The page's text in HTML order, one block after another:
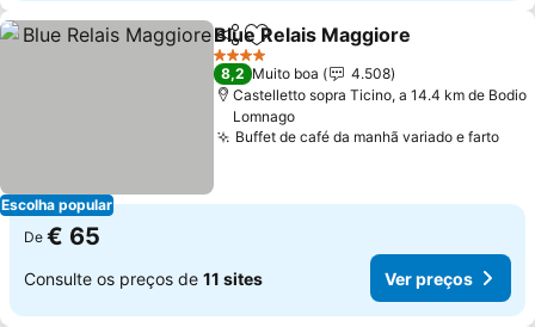
Escolha popular
PartilharAdicionar aos favoritos
Blue Relais Maggiore
4 Estrelas
8,2 Muito boa
4.508
Castelletto sopra Ticino, a 14.4 km de Bodio
Lomnago
Buffet de café da manhã variado e fartoVer
De € 65
Consulte os preços de 11 sites Ver preços